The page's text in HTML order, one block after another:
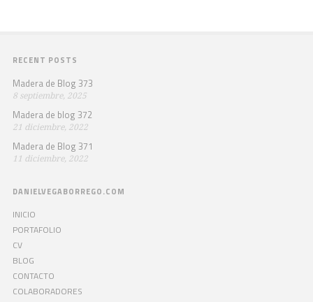
RECENT POSTS
Madera de Blog 373
8 septiembre, 2025
Madera de blog 372
21 diciembre, 2022
Madera de Blog 371
11 diciembre, 2022
DANIELVEGABORREGO.COM
INICIO
PORTAFOLIO
CV
BLOG
CONTACTO
COLABORADORES